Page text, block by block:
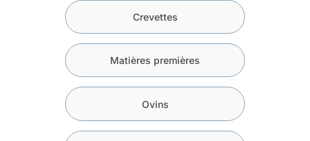
Crevettes
Matières premières
Ovins